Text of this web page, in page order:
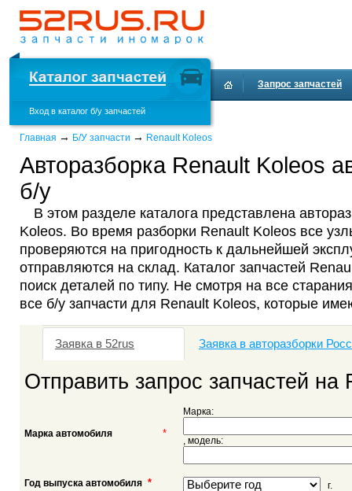
Вход в каталог б/у запчастей
Запрос запчастей
Главная → Б/У запчасти → Renault Koleos
Авторазборка Renault Koleos
б/у
В этом разделе каталога представлена
Koleos. Во время разборки Renault Koleos все
проверяются на пригодность к дальнейшей
отправляются на склад. Каталог запчастей
поиск деталей по типу. Не смотря на все
все б/у запчасти для Renault Koleos, которые
Заявка в 52rus Заявка в авторазборки
Отправить запрос запчастей на
Марка автомобиля *
Марка:
, модель:
Год выпуска автомобиля * г.